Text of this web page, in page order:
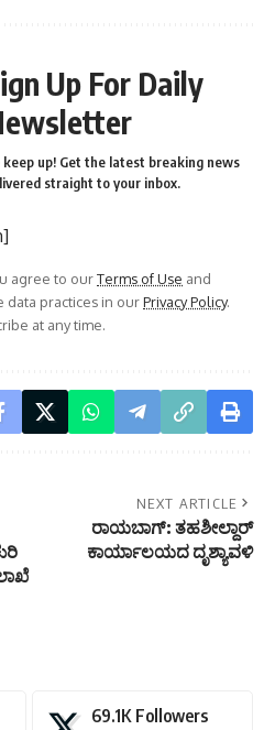
Up For Daily
keep up! Get the latest breaking news
straight to your inbox.
agree to ourTerms of Use and
data practices in ourPrivacy Policy.
at any time.
NEXT ARTICLE
ರಾಯಬಾಗ್: ತಹಶೀಲ್ದಾರ್
ಕಾರ್ಯಾಲಯದ ದೃಶ್ಯಾವಳಿ
69.1K Followers